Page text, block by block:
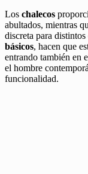
Los chalecos
abultados, mientras
discreta para
básicos, hacen que
entrando también en
el hombre
funcionalidad.